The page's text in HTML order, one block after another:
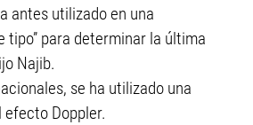
antes utilizado en una
tipo” para determinar la última
Najib.
se ha utilizado una
Doppler.